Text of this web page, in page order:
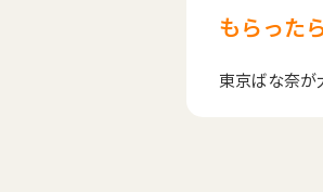
もらった
東京ばな奈が